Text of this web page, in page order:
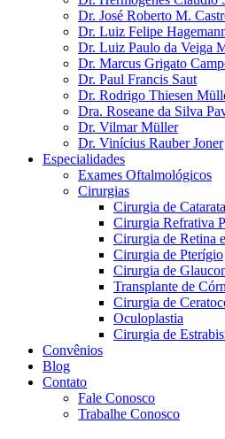
Dr. José Roberto M.
Dr. Luiz Felipe
Dr. Luiz Paulo da Veiga
Dr. Marcus Grigato
Dr. Paul Francis Saut
Dr. Rodrigo Thiesen
Dra. Roseane da Silva
Dr. Vilmar Müller
Dr. Vinícius Rauber Joner
Especialidades
Exames Oftalmológicos
Cirurgias
Cirurgia de Catarata
Cirurgia Refrativa
Cirurgia de Retina
Cirurgia de Pterígio
Cirurgia de
Transplante de
Cirurgia de
Oculoplastia
Cirurgia de
Convênios
Blog
Contato
Fale Conosco
Trabalhe Conosco